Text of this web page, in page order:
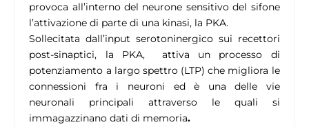
provoca all’interno del neurone sensitivo del sifone
l’attivazione di parte di una kinasi, la PKA.
Sollecitata dall’input serotoninergico sui recettori
post-sinaptici, la PKA, attiva un processo di
potenziamento a largo spettro (LTP) che migliora le
connessioni fra i neuroni ed è una delle vie
neuronali principali attraverso le quali si
immagazzinano dati di memoria.